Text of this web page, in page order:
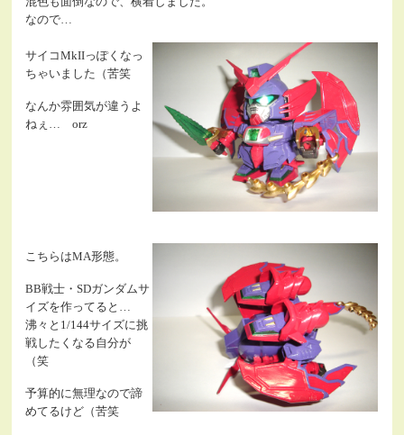
なので…
サイコMkIIっぽくなっ
ちゃいました（苦笑
なんか雰囲気が違うよ
ねぇ… orz
こちらはMA形態。
BB戦士・SDガンダムサ
イズを作ってると…
沸々と1/144サイズに挑
戦したくなる自分が
（笑
予算的に無理なので諦
めてるけど（苦笑